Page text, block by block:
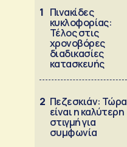
1 Πινακίδες
κυκλοφορίας:
Τέλος στις
χρονοβόρες
διαδικασίες
κατασκευής
2 Πεζεσκιάν: Τώρα
είναι η καλύτερη
στιγμή για
συμφωνία